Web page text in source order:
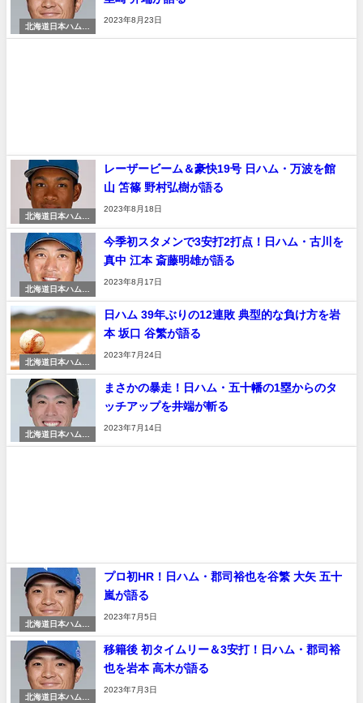
北海道日本ハムフ
ァイターズ
2023年8月23日
北海道日本ハムフ
ァイターズ
レーザービーム＆豪快19号 日ハム・万波を館
山 笘篠 野村弘樹が語る
2023年8月18日
北海道日本ハムフ
ァイターズ
今季初スタメンで3安打2打点！日ハム・古川を
真中 江本 斎藤明雄が語る
2023年8月17日
北海道日本ハムフ
ァイターズ
日ハム 39年ぶりの12連敗 典型的な負け方を岩
本 坂口 谷繁が語る
2023年7月24日
北海道日本ハムフ
ァイターズ
まさかの暴走！日ハム・五十幡の1塁からのタ
ッチアップを井端が斬る
2023年7月14日
北海道日本ハムフ
ァイターズ
プロ初HR！日ハム・郡司裕也を谷繁 大矢 五十
嵐が語る
2023年7月5日
北海道日本ハムフ
移籍後 初タイムリー＆3安打！日ハム・郡司裕
也を岩本 高木が語る
2023年7月3日